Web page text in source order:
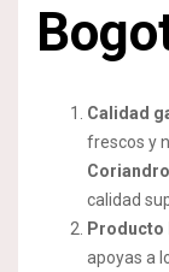
Calidad
frescos y
calidad
Producto
apoyas a